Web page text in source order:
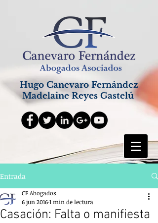
Hugo Canevaro Fernández
Madelaine Reyes Gastelú
Entrada
Casación: Falta o manifiesta
CF Abogados
6 jun 20161 min de lectura